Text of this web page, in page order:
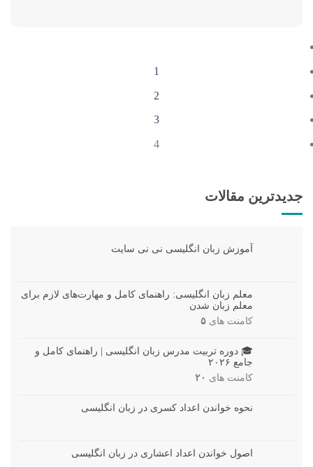
جدیدترین مقالات
آموزش زبان انگلیسی نی نی سایت
معلم زبان انگلیسی: راهنمای کامل و مهارت‌های لازم برای
معلم زبان شدن
کامنت های ۵
🎓 دوره تربیت مدرس زبان انگلیسی | راهنمای کامل و
جامع ۲۰۲۶
کامنت های ۲۰
نحوه خواندن اعداد کسری در زبان انگلیسی
اصول خواندن اعداد اعشاری در زبان انگلیسی
1
2
3
4